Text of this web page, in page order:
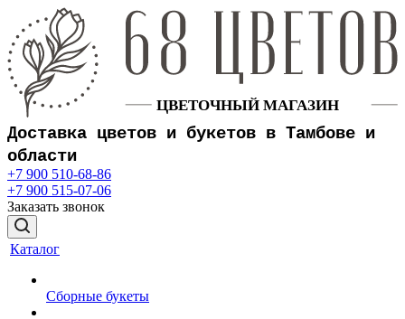
Доставка цветов и букетов в Тамбове и
области
+7 900 510-68-86
+7 900 515-07-06
Заказать звонок
Каталог
Сборные букеты